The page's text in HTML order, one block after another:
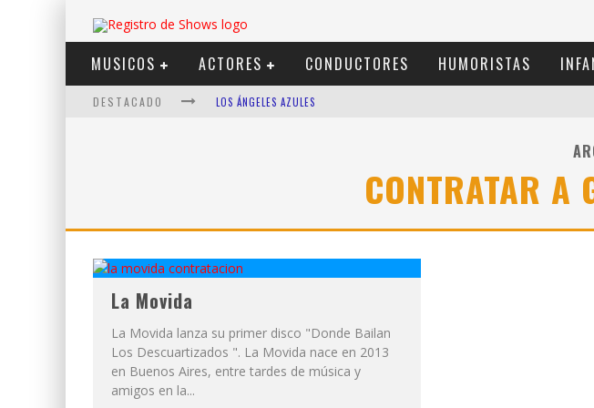
MUSICOS ACTORES CONDUCTORES HUMORISTAS
DESTACADO LOS ÁNGELES AZULES
DUKI
VI EM
CONTRATAR A
La Movida
La Movida lanza su primer disco "Donde Bailan
Los Descuartizados ". La Movida nace en 2013
en Buenos Aires, entre tardes de música y
amigos en la...